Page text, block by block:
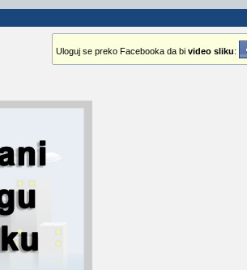
Uloguj se preko Facebooka da bi video sliku: